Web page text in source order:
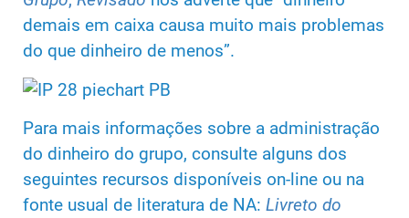
demais em caixa causa muito mais problemas
do que dinheiro de menos”.
Para mais informações sobre a administração
do dinheiro do grupo, consulte alguns dos
seguintes recursos disponíveis on-line ou na
fonte usual de literatura de NA: Livreto do